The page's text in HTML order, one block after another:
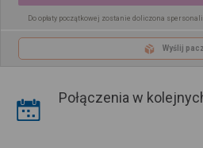
Do opłaty początkowej zostanie doliczona
Wyślij
Połączenia w